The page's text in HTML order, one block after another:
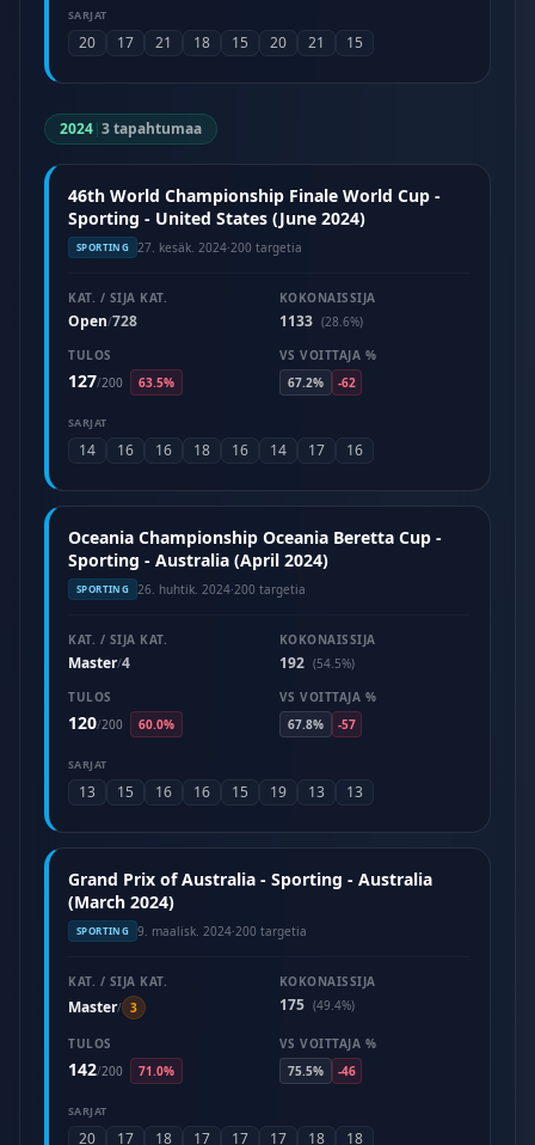
SARJAT
20 17 21 18 15 20 21 15
2024|3 tapahtumaa
46th World Championship Finale World Cup -
Sporting - United States (June 2024)
SPORTING 27. kesäk. 2024·200 targetia
KAT. / SIJA KAT.
Open/728
KOKONAISSIJA
1133 (28.6%)
TULOS
127/200 63.5%
VS VOITTAJA %
67.2%
-62
SARJAT
14 16 16 18 16 14 17 16
Oceania Championship Oceania Beretta Cup -
Sporting - Australia (April 2024)
SPORTING 26. huhtik. 2024·200 targetia
KAT. / SIJA KAT.
Master/4
KOKONAISSIJA
192 (54.5%)
TULOS
120/200 60.0%
VS VOITTAJA %
67.8%
-57
SARJAT
13 15 16 16 15 19 13 13
Grand Prix of Australia - Sporting - Australia
(March 2024)
SPORTING 9. maalisk. 2024·200 targetia
KAT. / SIJA KAT.
Master/ 3
KOKONAISSIJA
175 (49.4%)
TULOS
142/200 71.0%
VS VOITTAJA %
75.5%
-46
SARJAT
20 17 18 17 17 17 18 18